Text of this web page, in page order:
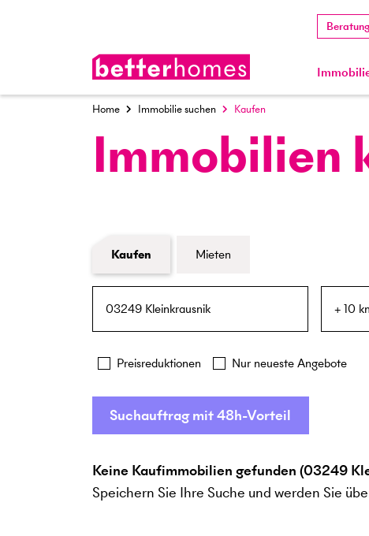
Home Immobilie suchen Kaufen
Immobilien
Formular Immobiliensuche
Kaufen
Mieten
Preisreduktionen Nur neueste Angebote
Suchauftrag mit 48h-Vorteil
Keine Kaufimmobilien gefunden (03249
Speichern Sie Ihre Suche und werden Sie